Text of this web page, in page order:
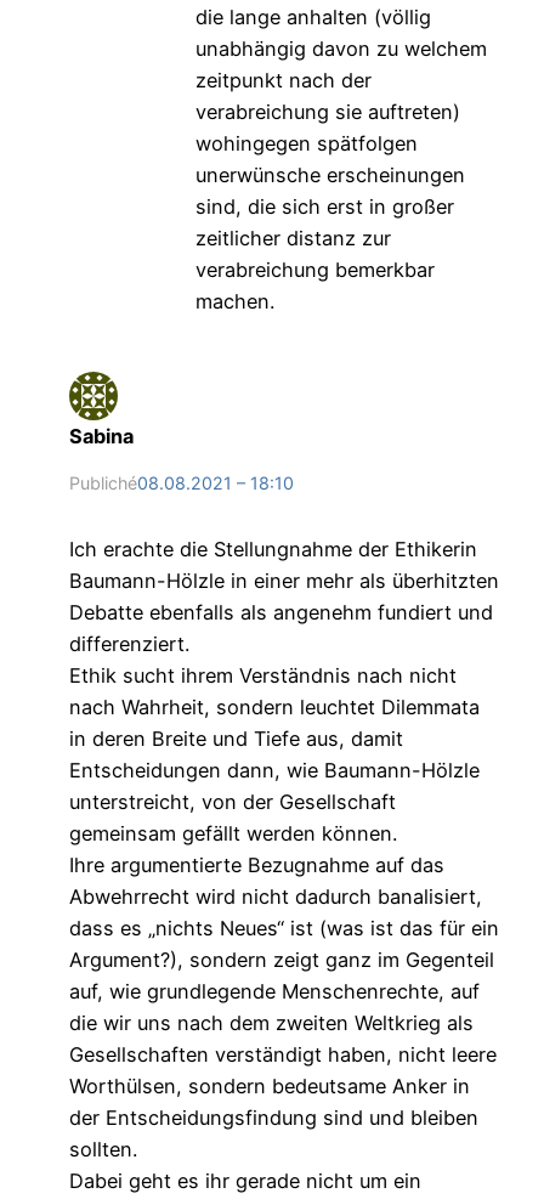
die lange anhalten (völlig
unabhängig davon zu welchem
zeitpunkt nach der
verabreichung sie auftreten)
wohingegen spätfolgen
unerwünsche erscheinungen
sind, die sich erst in großer
zeitlicher distanz zur
verabreichung bemerkbar
machen.
Sabina
Publiché08.08.2021 – 18:10
Ich erachte die Stellungnahme der Ethikerin
Baumann-Hölzle in einer mehr als überhitzten
Debatte ebenfalls als angenehm fundiert und
differenziert.
Ethik sucht ihrem Verständnis nach nicht
nach Wahrheit, sondern leuchtet Dilemmata
in deren Breite und Tiefe aus, damit
Entscheidungen dann, wie Baumann-Hölzle
unterstreicht, von der Gesellschaft
gemeinsam gefällt werden können.
Ihre argumentierte Bezugnahme auf das
Abwehrrecht wird nicht dadurch banalisiert,
dass es „nichts Neues“ ist (was ist das für ein
Argument?), sondern zeigt ganz im Gegenteil
auf, wie grundlegende Menschenrechte, auf
die wir uns nach dem zweiten Weltkrieg als
Gesellschaften verständigt haben, nicht leere
Worthülsen, sondern bedeutsame Anker in
der Entscheidungsfindung sind und bleiben
sollten.
Dabei geht es ihr gerade nicht um ein